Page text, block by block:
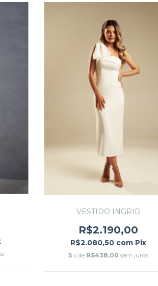
VESTIDO INGRID
R$2.190,00
R$2.080,50 com Pix
5 x de R$438,00 sem juros